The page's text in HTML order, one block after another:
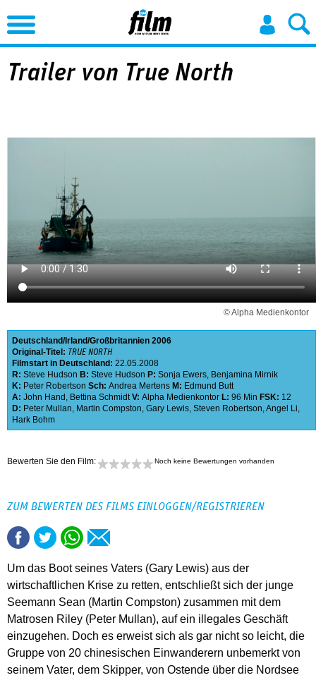
Jump to Navigation
Trailer von True North
© Alpha Medienkontor
Deutschland Irland Großbritannien 2006
Original-Titel: TRUE NORTH
Filmstart in Deutschland: 22.05.2008
R: Steve Hudson B: Steve Hudson P: Sonja Ewers, Benjamina Mirnik
K: Peter Robertson Sch: Andrea Mertens M: Edmund Butt
A: John Hand , Bettina Schmidt V: Alpha Medienkontor L: 96 Min FSK: 12
D: Peter Mullan, Martin Compston, Gary Lewis, Steven Robertson,Angel Li,
Hark Bohm
Bewerten Sie den Film: Noch keine Bewertungen vorhanden
ZUM BEWERTEN DES FILMS EINLOGGEN/REGISTRIEREN
Um das Boot seines Vaters (Gary Lewis) aus der
wirtschaftlichen Krise zu retten, entschließt sich der junge
Seemann Sean (Martin Compston) zusammen mit dem
Matrosen Riley (Peter Mullan), auf ein illegales Geschäft
einzugehen. Doch es erweist sich als gar nicht so leicht, die
Gruppe von 20 chinesischen Einwanderern unbemerkt von
seinem Vater, dem Skipper, von Ostende über die Nordsee